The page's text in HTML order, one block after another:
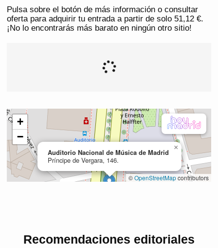
Pulsa sobre el botón de más información o consultar
oferta para adquirir tu entrada a partir de solo 51,12 €.
¡No lo encontrarás más barato en ningún otro sitio!
Recomendaciones editoriales